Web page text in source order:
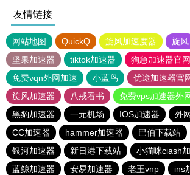
友情链接
网站地图 QuickQ 旋风加速度器 旋风
坚果加速器
tiktok加速器
狗急加速器官网
免费vqn外网加速
小蓝鸟 优途加速器官
旋风加速器
八戒看书
免费vps加速器外
黑豹加速器
一元机场 IOS加速器
外
CC加速器
hammer加速器 巴伯下载站
银河加速器
新日港下载站
小猫咪ciash
蓝鲸加速器
安易加速器 老王vnp ins